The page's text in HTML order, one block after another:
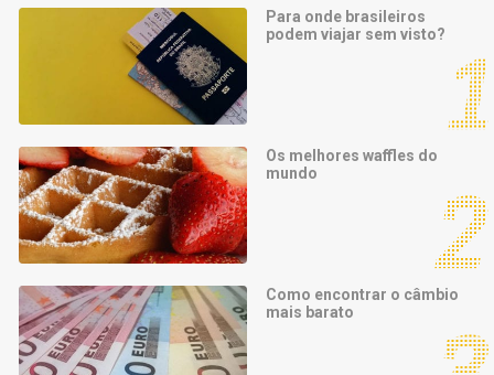
Para onde brasileiros
podem viajar sem visto?
Os melhores waffles do
mundo
Como encontrar o câmbio
mais barato